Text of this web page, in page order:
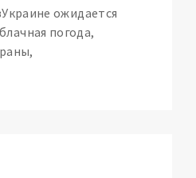
ожидается
погода,